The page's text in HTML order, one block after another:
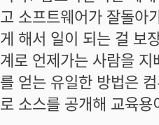
고 소프트웨어가 잘돌아
게 해서 일이 되는 걸 보
계로 언제가는 사람을
를 얻는 유일한 방법은
로 소스를 공개해 교육